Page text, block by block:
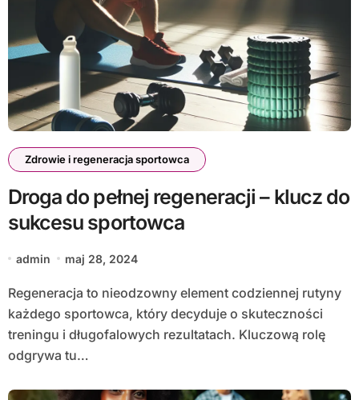
Zdrowie i regeneracja sportowca
Droga do pełnej regeneracji – klucz do
sukcesu sportowca
admin maj 28, 2024
Regeneracja to nieodzowny element codziennej rutyny
każdego sportowca, który decyduje o skuteczności
treningu i długofalowych rezultatach. Kluczową rolę
odgrywa tu…